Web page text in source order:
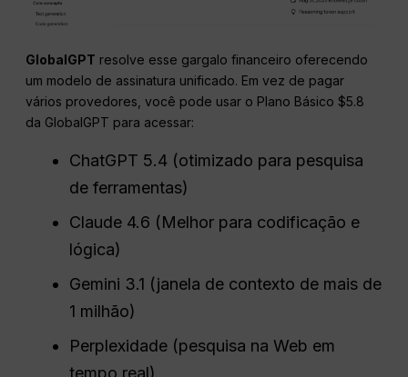
GlobalGPT resolve esse gargalo financeiro oferecendo
um modelo de assinatura unificado. Em vez de pagar
vários provedores, você pode usar o Plano Básico $5.8
da GlobalGPT para acessar:
ChatGPT 5.4 (otimizado para pesquisa
de ferramentas)
Claude 4.6 (Melhor para codificação e
lógica)
Gemini 3.1 (janela de contexto de mais de
1 milhão)
Perplexidade (pesquisa na Web em
tempo real)